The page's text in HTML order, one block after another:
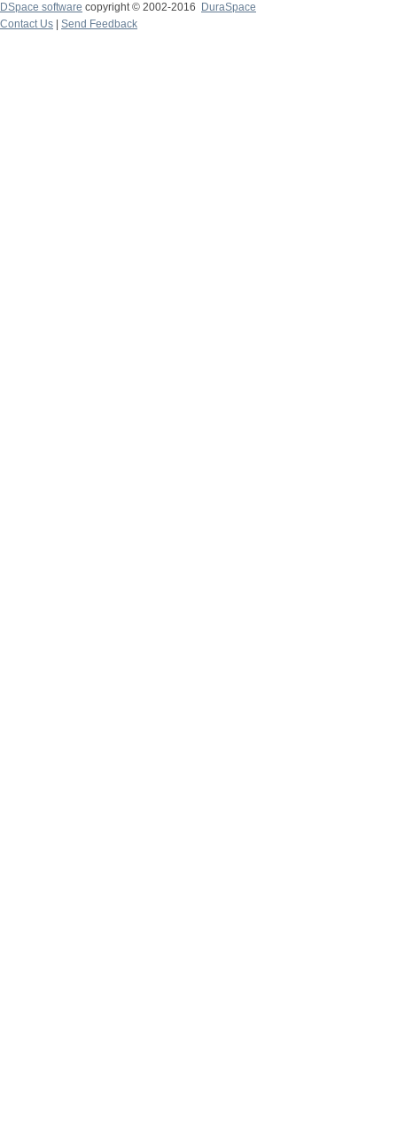
DSpace software copyright © 2002-2016
DuraSpace
Contact Us
Send Feedback